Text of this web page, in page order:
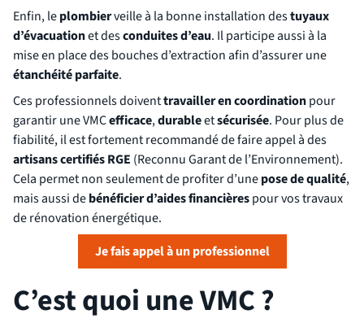
Enfin, leplombierveille à la bonne installation destuyaux
d’évacuationet desconduites d’eau. Il participe aussi à la
mise en place des bouches d’extraction afin d’assurer une
étanchéité parfaite.
Ces professionnels doiventtravailler en coordinationpour
garantir une VMCefficace,durableetsécurisée. Pour plus de
fiabilité, il est fortement recommandé de faire appel à des
artisans certifiés RGE (Reconnu Garant de l’Environnement).
Cela permet non seulement de profiter d’unepose de qualité,
mais aussi debénéficier d’aides financièrespour vos travaux
de rénovation énergétique.
Je fais appel à un professionnel
C’est quoi une VMC ?